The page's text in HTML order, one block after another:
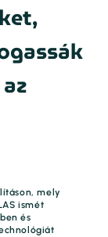
mely
ismét
és